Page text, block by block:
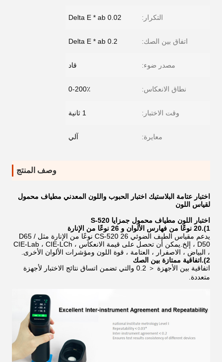
التكرار: Delta E * ab 0.02
اتفاق بين الصك: Delta E * ab 0.2
مصدر ضوء: قاد
نطاق الانعكاس: 0-200٪
وقت الاختبار: 1 ثانية
معايرة: آلي
وصف المنتج
اختبار عتامة البلاستيك اختبار الحبوب واللون المعدني مطياف محمول
لقياس اللون
اختبار اللون مطياف محمول جمزايا S-520
1).20 نوعًا من فهارس الألوان و 26 نوعًا من الإنارة
يدعم مقياس الطيف الضوئي CS-520 26 نوعًا من الإنارة مثل D65 /
D50 ، إلخ.يمكن أن تحصل على قيمة الانعكاس ، CIE-Lab ، CIE-LCh
، البياض ، الاصفرار ، العتامة ، قوة اللون ومؤشرات الألوان الأخرى.
2).اتفاقية ممتازة بين الصك
اتفاقية بين الأجهزة ＜ 0.2 والتي تضمن اتساق نتائج الاختبار لأجهزة
متعددة.